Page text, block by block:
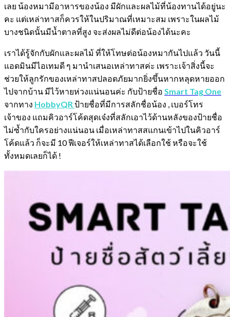
เลย น้องหมามีอาหารของน้อง มีผักและผลไม้ที่น้องทานได้อยู่นะ
คะ แต่เหล่าทาสก็ควรให้ในปริมาณที่เหมาะสม เพราะในผลไม้
บางชนิดนั้นมีน้ำตาลที่สูง จะส่งผลไม่ดีต่อน้องได้นะคะ
เราได้รู้จักกับผักและผลไม้ ที่ให้โทษต่อน้องหมากันไปแล้ว วันนี้
แอดมินมีไอเทมดี ๆ มานำเสนอเหล่าทาสค่ะ เพราะเจ้าสิ่งนี้จะ
ช่วยให้ลูกรักของเหล่าทาสปลอดภัยมากยิ่งขึ้นหากหลุดหายออก
ไปจากบ้าน มีไว้หายห่วงแน่นอนค่ะ กับป้ายชื่อ Smart Tag One
จากทาง HobbyQRป้ายชื่อที่มีการสลักชื่อน้อง , เบอร์โทร
เจ้าของ แถมคิวอาร์โค้ดสุดเจ๋งที่สลักเอาไว้ด้านหลังของป้ายชื่อ
ไม่ซ้ำกับใครอย่างแน่นอน เมื่อเหล่าทาสสแกนเข้าไปในคิวอาร์
โค้ดแล้ว ก็จะมี 10 ฟีเจอร์ให้เหล่าทาสได้เลือกใช้ หรือจะใช้
ทั้งหมดเลยก็ได้ !